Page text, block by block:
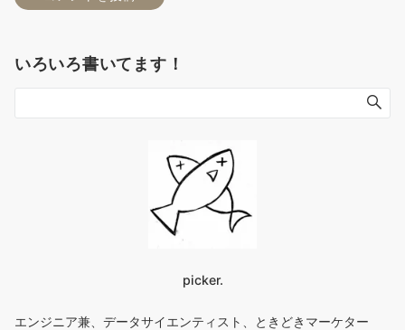
いろいろ書いてます！
picker.
エンジニア兼、データサイエンティスト、ときどきマーケター